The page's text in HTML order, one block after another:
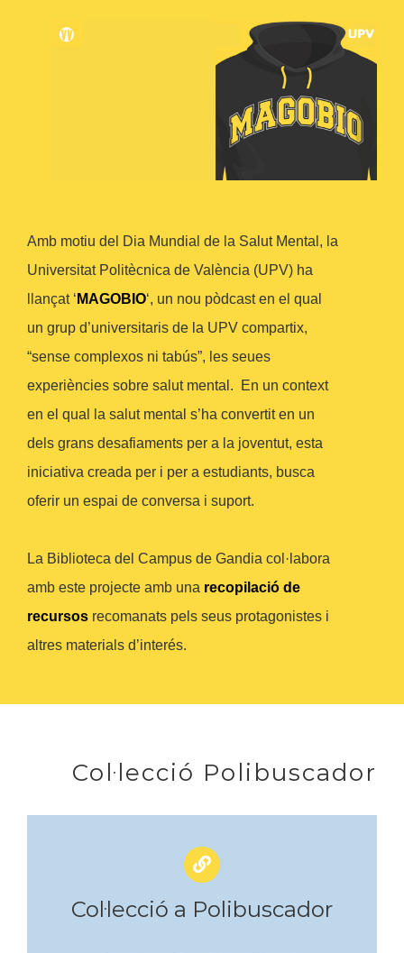
Amb motiu del Dia Mundial de la Salut Mental, la
Universitat Politècnica de València (UPV) ha
llançat ‘ MAGOBIO‘, un nou pòdcast en el qual
un grup d’universitaris de la UPV compartix,
“sense complexos ni tabús”, les seues
experiències sobre salut mental. En un context
en el qual la salut mental s’ha convertit en un
dels grans desafiaments per a la joventut, esta
iniciativa creada per i per a estudiants, busca
oferir un espai de conversa i suport.
La Biblioteca del Campus de Gandia col·labora
amb este projecte amb una recopilació de
recursos recomanats pels seus protagonistes i
altres materials d’interés.
Col·lecció Polibuscador
Col·lecció a Polibuscador